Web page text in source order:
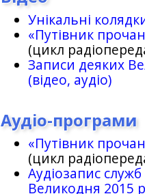
Унікальні
«Путівник
(цикл
Записи деяких
(відео, аудіо)
Аудіо-програми
«Путівник
(цикл
Аудіозапис
Великодня 2015